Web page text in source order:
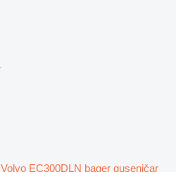
Volvo EC300DLN bager guseničar